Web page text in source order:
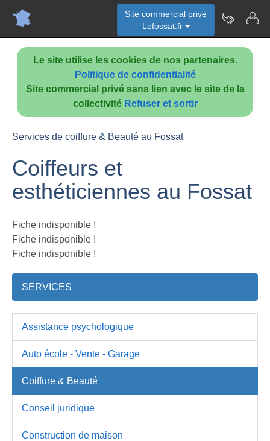
Le site utilise les cookies de nos partenaires.
Politique de confidentialité
Site commercial privé sans lien avec le site de la
collectivité Refuser et sortir
Site commercial privé
Lefossat.fr
Services de coiffure & Beauté au Fossat
Coiffeurs et
esthéticiennes au Fossat
Fiche indisponible !
Fiche indisponible !
Fiche indisponible !
SERVICES
Assistance psychologique
Auto école - Vente - Garage
Coiffure & Beauté
Conseil juridique
Construction de maison